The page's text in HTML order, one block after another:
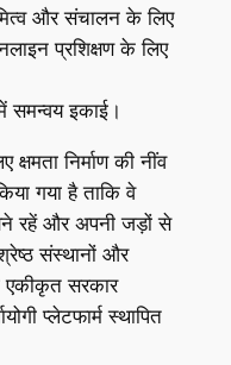
और संचालन के लिए
प्रशिक्षण के लिए
समन्वय इकाई।
निर्माण की नींव
गया है ताकि वे
रहें और अपनी जड़ों से
संस्थानों और
सरकार
प्लेटफार्म स्थापित